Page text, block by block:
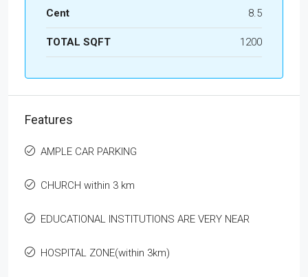
Cent 8.5
TOTAL SQFT 1200
Features
AMPLE CAR PARKING
CHURCH within 3 km
EDUCATIONAL INSTITUTIONS ARE VERY NEAR
HOSPITAL ZONE(within 3km)